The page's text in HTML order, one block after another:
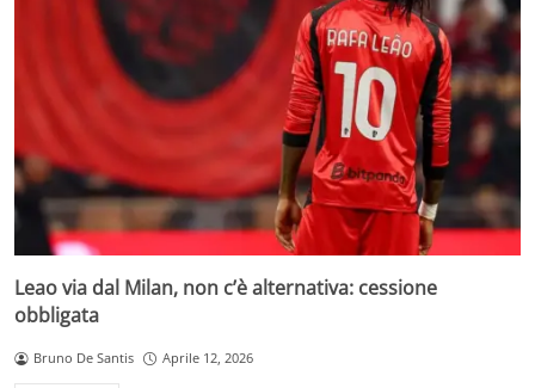
Leao via dal Milan, non c’è alternativa: cessione
obbligata
Bruno De Santis Aprile 12, 2026